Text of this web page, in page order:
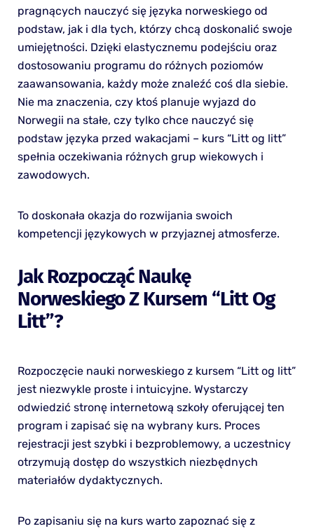
pragnących nauczyć się języka norweskiego od
podstaw, jak i dla tych, którzy chcą doskonalić swoje
umiejętności. Dzięki elastycznemu podejściu oraz
dostosowaniu programu do różnych poziomów
zaawansowania, każdy może znaleźć coś dla siebie.
Nie ma znaczenia, czy ktoś planuje wyjazd do
Norwegii na stałe, czy tylko chce nauczyć się
podstaw języka przed wakacjami – kurs “Litt og litt”
spełnia oczekiwania różnych grup wiekowych i
zawodowych.
To doskonała okazja do rozwijania swoich
kompetencji językowych w przyjaznej atmosferze.
Jak Rozpocząć Naukę
Norweskiego Z Kursem “Litt Og
Litt”?
Rozpoczęcie nauki norweskiego z kursem “Litt og litt”
jest niezwykle proste i intuicyjne. Wystarczy
odwiedzić stronę internetową szkoły oferującej ten
program i zapisać się na wybrany kurs. Proces
rejestracji jest szybki i bezproblemowy, a uczestnicy
otrzymują dostęp do wszystkich niezbędnych
materiałów dydaktycznych.
Po zapisaniu się na kurs warto zapoznać się z